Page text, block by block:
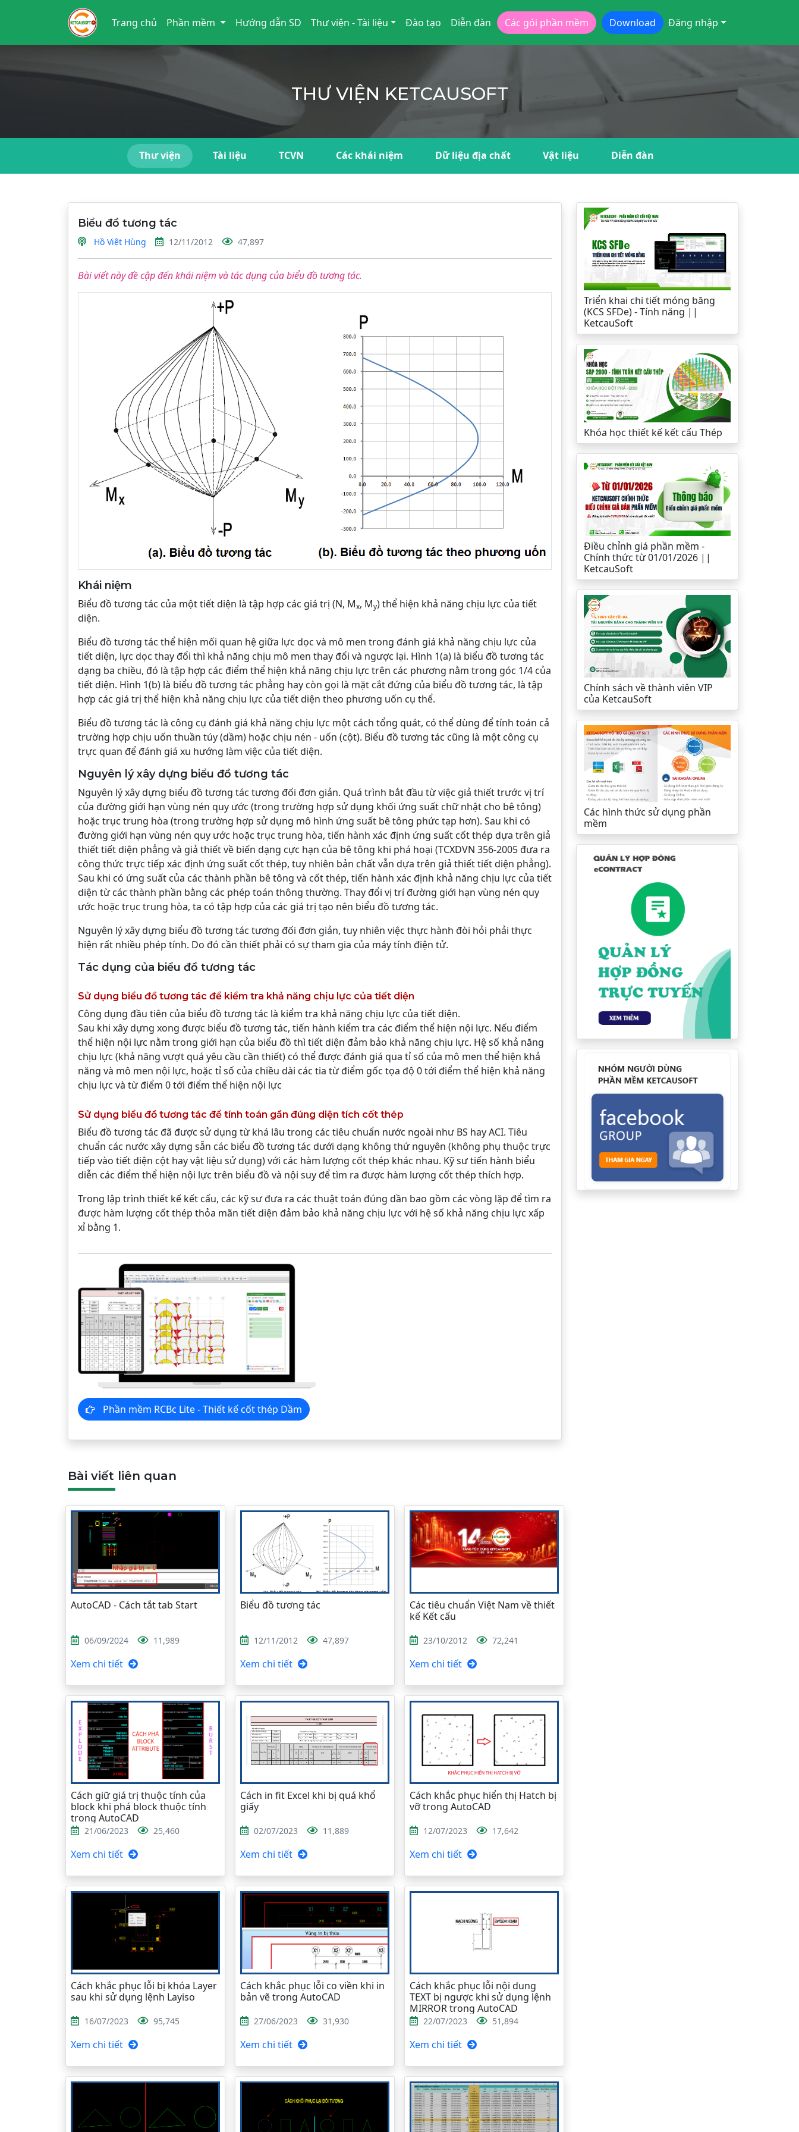
Trang chủ Phần mềm Hướng dẫn SD Thư viện - Tài liệu Đào tạo Diễn đàn Các gói phần mềm Download Đăng nhập
THƯ VIỆN KETCAUSOFT
Thư viện Tài liệu TCVN Các khái niệm Dữ liệu địa chất Vật liệu Diễn đàn
Biểu đồ tương tác
Hồ Việt Hùng 12/11/2012 47,897
Bài viết này đề cập đến khái niệm và tác dụng của biểu đồ tương tác.
Khái niệm
Biểu đồ tương tác của một tiết diện là tập hợp các giá trị (N, Mx, My) thể hiện khả năng chịu lực của tiết
diện.
Biểu đồ tương tác thể hiện mối quan hệ giữa lực dọc và mô men trong đánh giá khả năng chịu lực của
tiết diện, lực dọc thay đổi thì khả năng chịu mô men thay đổi và ngược lại. Hình 1(a) là biểu đồ tương tác
dạng ba chiều, đó là tập hợp các điểm thể hiện khả năng chịu lực trên các phương nằm trong góc 1/4 của
tiết diện. Hình 1(b) là biểu đồ tương tác phẳng hay còn gọi là mặt cắt đứng của biểu đồ tương tác, là tập
hợp các giá trị thể hiện khả năng chịu lực của tiết diện theo phương uốn cụ thể.
Biểu đồ tương tác là công cụ đánh giá khả năng chịu lực một cách tổng quát, có thể dùng để tính toán cả
trường hợp chịu uốn thuần túy (dầm) hoặc chịu nén - uốn (cột). Biểu đồ tương tác cũng là một công cụ
trực quan để đánh giá xu hướng làm việc của tiết diện.
Nguyên lý xây dựng biểu đồ tương tác
Nguyên lý xây dựng biểu đồ tương tác tương đối đơn giản. Quá trình bắt đầu từ việc giả thiết trước vị trí
của đường giới hạn vùng nén quy ước (trong trường hợp sử dụng khối ứng suất chữ nhật cho bê tông)
hoặc trục trung hòa (trong trường hợp sử dụng mô hình ứng suất bê tông phức tạp hơn). Sau khi có
đường giới hạn vùng nén quy ước hoặc trục trung hòa, tiến hành xác định ứng suất cốt thép dựa trên giả
thiết tiết diện phẳng và giả thiết về biến dạng cực hạn của bê tông khi phá hoại (TCXDVN 356-2005 đưa ra
công thức trực tiếp xác định ứng suất cốt thép, tuy nhiên bản chất vẫn dựa trên giả thiết tiết diện phẳng).
Sau khi có ứng suất của các thành phần bê tông và cốt thép, tiến hành xác định khả năng chịu lực của tiết
diện từ các thành phần bằng các phép toán thông thường. Thay đổi vị trí đường giới hạn vùng nén quy
ước hoặc trục trung hòa, ta có tập hợp của các giá trị tạo nên biểu đồ tương tác.
Nguyên lý xây dựng biểu đồ tương tác tương đối đơn giản, tuy nhiên việc thực hành đòi hỏi phải thực
hiện rất nhiều phép tính. Do đó cần thiết phải có sự tham gia của máy tính điện tử.
Tác dụng của biểu đồ tương tác
Sử dụng biểu đồ tương tác để kiểm tra khả năng chịu lực của tiết diện
Công dụng đầu tiên của biểu đồ tương tác là kiểm tra khả năng chịu lực của tiết diện.
Sau khi xây dựng xong được biểu đồ tương tác, tiến hành kiểm tra các điểm thể hiện nội lực. Nếu điểm
thể hiện nội lực nằm trong giới hạn của biểu đồ thì tiết diện đảm bảo khả năng chịu lực. Hệ số khả năng
chịu lực (khả năng vượt quá yêu cầu cần thiết) có thể được đánh giá qua tỉ số của mô men thể hiện khả
năng và mô men nội lực, hoặc tỉ số của chiều dài các tia từ điểm gốc tọa độ 0 tới điểm thể hiện khả năng
chịu lực và từ điểm 0 tới điểm thể hiện nội lực
Sử dụng biểu đồ tương tác để tính toán gần đúng diện tích cốt thép
Biểu đồ tương tác đã được sử dụng từ khá lâu trong các tiêu chuẩn nước ngoài như BS hay ACI. Tiêu
chuẩn các nước xây dựng sẵn các biểu đồ tương tác dưới dạng không thứ nguyên (không phụ thuộc trực
tiếp vào tiết diện cột hay vật liệu sử dụng) với các hàm lượng cốt thép khác nhau. Kỹ sư tiến hành biểu
diễn các điểm thể hiện nội lực trên biểu đồ và nội suy để tìm ra được hàm lượng cốt thép thích hợp.
Trong lập trình thiết kế kết cấu, các kỹ sư đưa ra các thuật toán đúng dần bao gồm các vòng lặp để tìm ra
được hàm lượng cốt thép thỏa mãn tiết diện đảm bảo khả năng chịu lực với hệ số khả năng chịu lực xấp
xỉ bằng 1.
Phần mềm RCBc Lite - Thiết kế cốt thép Dầm
Bài viết liên quan
AutoCAD - Cách tắt tab Start
06/09/2024 11,989
Xem chi tiết
Biểu đồ tương tác
12/11/2012 47,897
Xem chi tiết
Các tiêu chuẩn Việt Nam về thiết
kế Kết cấu
23/10/2012 72,241
Xem chi tiết
Cách giữ giá trị thuộc tính của
block khi phá block thuộc tính
trong AutoCAD
21/06/2023 25,460
Xem chi tiết
Cách in fit Excel khi bị quá khổ
giấy
02/07/2023 11,889
Xem chi tiết
Cách khắc phục hiển thị Hatch bị
vỡ trong AutoCAD
12/07/2023 17,642
Xem chi tiết
Cách khắc phục lỗi bị khóa Layer
sau khi sử dụng lệnh Layiso
16/07/2023 95,745
Xem chi tiết
Cách khắc phục lỗi co viền khi in
bản vẽ trong AutoCAD
27/06/2023 31,930
Xem chi tiết
Cách khắc phục lỗi nội dung
TEXT bị ngược khi sử dụng lệnh
MIRROR trong AutoCAD
22/07/2023 51,894
Xem chi tiết
Triển khai chi tiết móng băng
(KCS SFDe) - Tính năng ||
KetcauSoft
Khóa học thiết kế kết cấu Thép
Điều chỉnh giá phần mềm -
Chính thức từ 01/01/2026 ||
KetcauSoft
Chính sách về thành viên VIP
của KetcauSoft
Các hình thức sử dụng phần
mềm